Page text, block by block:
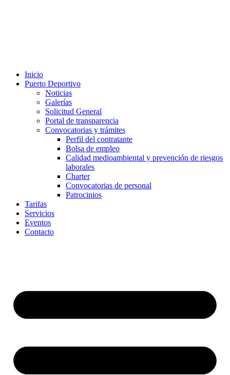
Inicio
Puerto Deportivo
Noticias
Galerías
Solicitud General
Portal de transparencia
Convocatorias y trámites
Perfil del contratante
Bolsa de empleo
Calidad medioambiental y prevención de riesgos
laborales
Charter
Convocatorias de personal
Patrocinios
Tarifas
Servicios
Eventos
Contacto